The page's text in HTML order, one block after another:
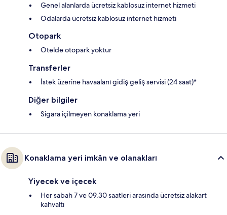
Genel alanlarda ücretsiz kablosuz internet hizmeti
Odalarda ücretsiz kablosuz internet hizmeti
Otopark
Otelde otopark yoktur
Transferler
İstek üzerine havaalanı gidiş geliş servisi (24 saat)*
Diğer bilgiler
Sigara içilmeyen konaklama yeri
Konaklama yeri imkân ve olanakları
Yiyecek ve içecek
Her sabah 7 ve 09.30 saatleri arasında ücretsiz alakart
kahvaltı